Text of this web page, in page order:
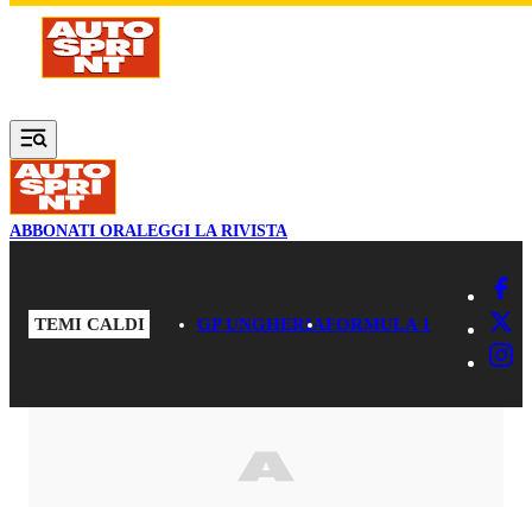
Vai al contenuto principale
ABBONATI ORALEGGI LA RIVISTA
TEMI CALDI GP UNGHERIAFORMULA 1